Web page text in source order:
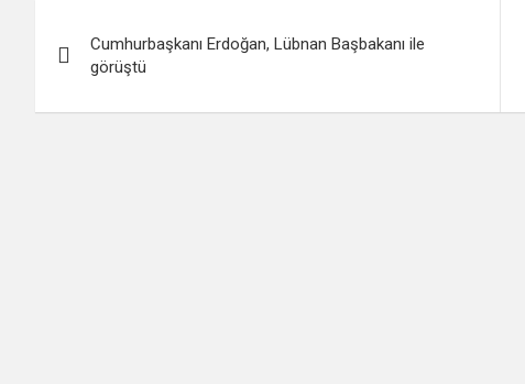
gezinmesi
Cumhurbaşkanı Erdoğan, Lübnan Başbakanı ile
görüştü